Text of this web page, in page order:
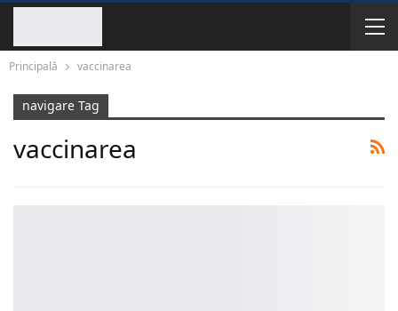
Principală vaccinarea
navigare Tag
vaccinarea